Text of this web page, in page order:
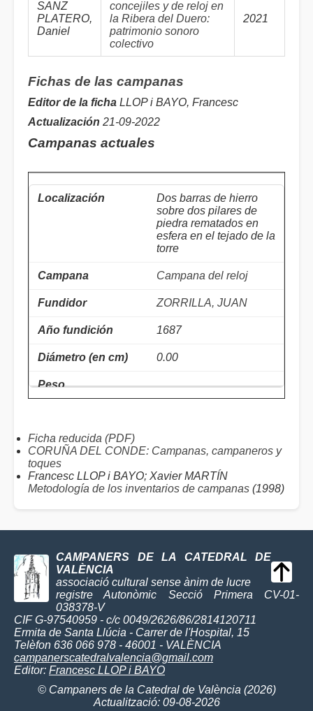
SANZ
PLATERO,
Daniel
concejiles y de reloj en
la Ribera del Duero:
patrimonio sonoro
colectivo
2021
Fichas de las campanas
Editor de la ficha LLOP i BAYO, Francesc
Actualización 21-09-2022
Campanas actuales
Dos barras de hierro
sobre dos pilares de
piedra rematados en
esfera en el tejado de la
torre
Campana del reloj
ZORRILLA, JUAN
1687
0.00
Ficha reducida (PDF)
CORUÑA DEL CONDE: Campanas, campaneros y
toques
Francesc LLOP i BAYO; Xavier MARTÍN
Metodología de los inventarios de campanas (1998)
CAMPANERS DE LA CATEDRAL DE
VALÈNCIA
associació cultural sense ànim de lucre
registre Autonòmic Secció Primera CV-01-
038378-V
CIF G-97540959 - c/c 0049/2626/86/2814120711
Ermita de Santa Llúcia - Carrer de l'Hospital, 15
Telèfon 636 066 978 - 46001 - VALÈNCIA
campanerscatedralvalencia@gmail.com
Editor: Francesc LLOP i BAYO
© Campaners de la Catedral de València (2026)
Actualització: 09-08-2026